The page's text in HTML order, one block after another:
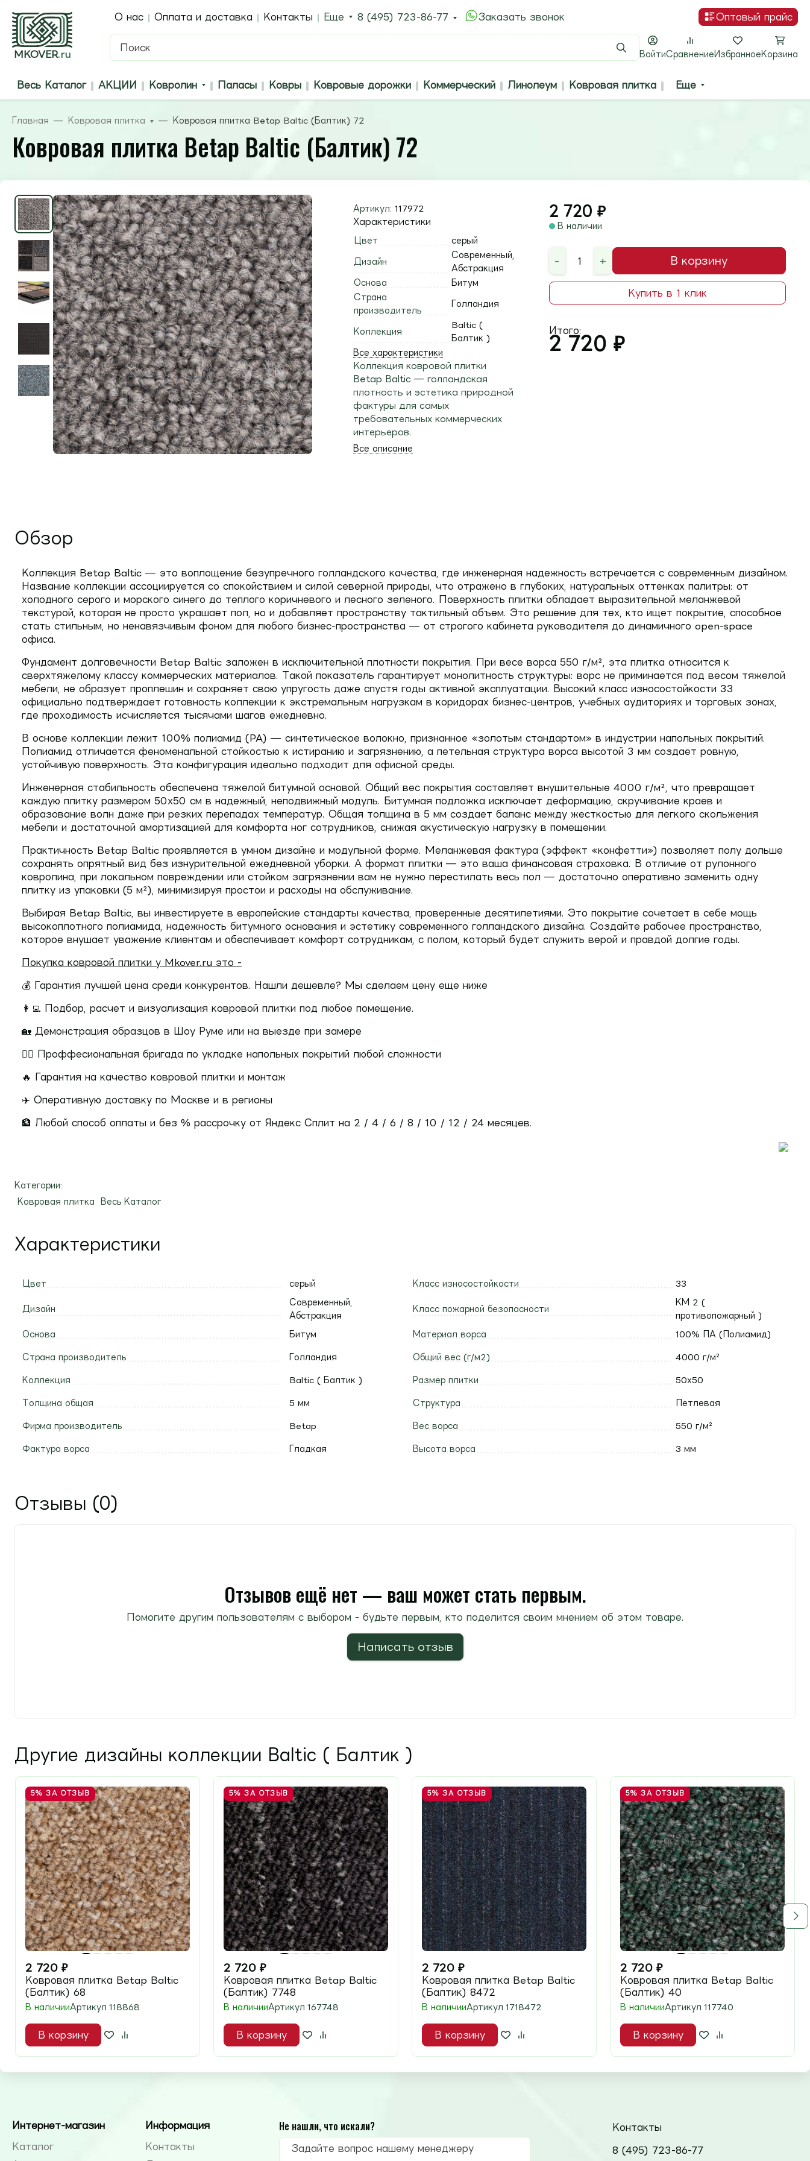
MKOVER.ru
О нас Оплата и доставка Контакты Еще 8 (495) 723-86-77 Заказать звонок Оптовый прайс
ПоискВойтиСравнение Избранное Корзина
Весь Каталог АКЦИИ Ковролин Паласы Ковры Ковровые дорожки Коммерческий Линолеум Ковровая плитка Еще
Главная Ковровая плитка Ковровая плитка Betap Baltic (Балтик) 72
Ковровая плитка Betap Baltic (Балтик) 72
Артикул: 117972
Характеристики
Цвет серый
Дизайн
Современный,
Абстракция
Основа
Битум
Страна
производитель
Голландия
Коллекция
Baltic (
Балтик )
Все характеристики
Коллекция ковровой плитки
Betap Baltic — голландская
плотность и эстетика природной
фактуры для самых
требовательных коммерческих
интерьеров.
Все описание
2 720 ₽
В наличии
- + В корзину
Купить в 1 клик
Итого:
2 720 ₽
Обзор
Коллекция Betap Baltic — это воплощение безупречного голландского качества, где инженерная надежность встречается с современным дизайном.
Название коллекции ассоциируется со спокойствием и силой северной природы, что отражено в глубоких, натуральных оттенках палитры: от
холодного серого и морского синего до теплого коричневого и лесного зеленого. Поверхность плитки обладает выразительной меланжевой
текстурой, которая не просто украшает пол, но и добавляет пространству тактильный объем. Это решение для тех, кто ищет покрытие, способное
стать стильным, но ненавязчивым фоном для любого бизнес-пространства — от строгого кабинета руководителя до динамичного open-space
офиса.
Фундамент долговечности Betap Baltic заложен в исключительной плотности покрытия. При весе ворса 550 г/м² , эта плитка относится к
сверхтяжелому классу коммерческих материалов. Такой показатель гарантирует монолитность структуры: ворс не приминается под весом тяжелой
мебели, не образует проплешин и сохраняет свою упругость даже спустя годы активной эксплуатации. Высокий класс износостойкости 33
официально подтверждает готовность коллекции к экстремальным нагрузкам в коридорах бизнес-центров, учебных аудиториях и торговых зонах,
где проходимость исчисляется тысячами шагов ежедневно.
В основе коллекции лежит 100% полиамид (PA) — синтетическое волокно, признанное «золотым стандартом» в индустрии напольных покрытий.
Полиамид отличается феноменальной стойкостью к истиранию и загрязнению, а петельная структура ворса высотой 3 мм создает ровную,
устойчивую поверхность. Эта конфигурация идеально подходит для офисной среды.
Инженерная стабильность обеспечена тяжелой битумной основой. Общий вес покрытия составляет внушительные 4000 г/м² , что превращает
каждую плитку размером 50х50 см в надежный, неподвижный модуль. Битумная подложка исключает деформацию, скручивание краев и
образование волн даже при резких перепадах температур. Общая толщина в 5 мм создает баланс между жесткостью для легкого скольжения
мебели и достаточной амортизацией для комфорта ног сотрудников, снижая акустическую нагрузку в помещении.
Практичность Betap Baltic проявляется в умном дизайне и модульной форме. Меланжевая фактура (эффект «конфетти») позволяет полу дольше
сохранять опрятный вид без изнурительной ежедневной уборки. А формат плитки — это ваша финансовая страховка. В отличие от рулонного
ковролина, при локальном повреждении или стойком загрязнении вам не нужно перестилать весь пол — достаточно оперативно заменить одну
плитку из упаковки (5 м²), минимизируя простои и расходы на обслуживание.
Выбирая Betap Baltic, вы инвестируете в европейские стандарты качества, проверенные десятилетиями. Это покрытие сочетает в себе мощь
высокоплотного полиамида, надежность битумного основания и эстетику современного голландского дизайна. Создайте рабочее пространство,
которое внушает уважение клиентам и обеспечивает комфорт сотрудникам, с полом, который будет служить верой и правдой долгие годы.
Покупка ковровой плитки у Mkover.ru это -
💰 Гарантия лучшей цена среди конкурентов. Нашли дешевле? Мы сделаем цену еще ниже
👩‍💻 Подбор, расчет и визуализация ковровой плитки под любое помещение.
🏡 Демонстрация образцов в Шоу Руме или на выезде при замере
👷‍♂️ Проффесиональная бригада по укладке напольных покрытий любой сложности
🔥 Гарантия на качество ковровой плитки и монтаж
✈️ Оперативную доставку по Москве и в регионы
🏦 Любой способ оплаты и без % рассрочку от Яндекс Сплит на 2 / 4 / 6 / 8 / 10 / 12 / 24 месяцев.
Категории:
Ковровая плитка
Весь Каталог
Характеристики
Цвет серый
Дизайн
Современный,
Абстракция
Основа Битум
Страна производитель Голландия
Коллекция Baltic ( Балтик )
Толщина общая 5 мм
Фирма производитель Betap
Фактура ворса Гладкая
Класс износостойкости 33
Класс пожарной безопасности
КМ 2 (
противопожарный )
Материал ворса 100% ПА (Полиамид)
Общий вес (г/м2) 4000 г/м²
Размер плитки 50х50
Структура Петлевая
Вес ворса 550 г/м²
Высота ворса 3 мм
Отзывы (0)
Отзывов ещё нет — ваш может стать первым.
Помогите другим пользователям с выбором - будьте первым, кто поделится своим мнением об этом товаре.
Написать отзыв
Другие дизайны коллекции Baltic ( Балтик )
5% ЗА ОТЗЫВ
2 720 ₽
Ковровая плитка Betap Baltic
(Балтик) 68
В наличииАртикул 118868
В корзину
5% ЗА ОТЗЫВ
2 720 ₽
Ковровая плитка Betap Baltic
(Балтик) 7748
В наличииАртикул 167748
В корзину
5% ЗА ОТЗЫВ
2 720 ₽
Ковровая плитка Betap Baltic
(Балтик) 8472
В наличииАртикул 1718472
В корзину
5% ЗА ОТЗЫВ
2 720 ₽
Ковровая плитка Betap Baltic
(Балтик) 40
В наличииАртикул 117740
В корзину
Интернет-магазин
Каталог
Информация
Контакты
Не нашли, что искали? Контакты
8 (495) 723-86-77